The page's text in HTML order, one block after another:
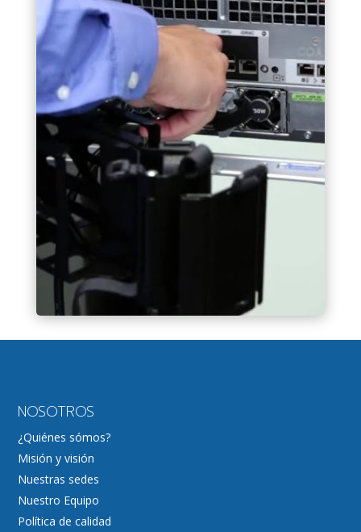
NOSOTROS
¿Quiénes sómos?
Misión y visión
Nuestras sedes
Nuestro Equipo
Política de calidad